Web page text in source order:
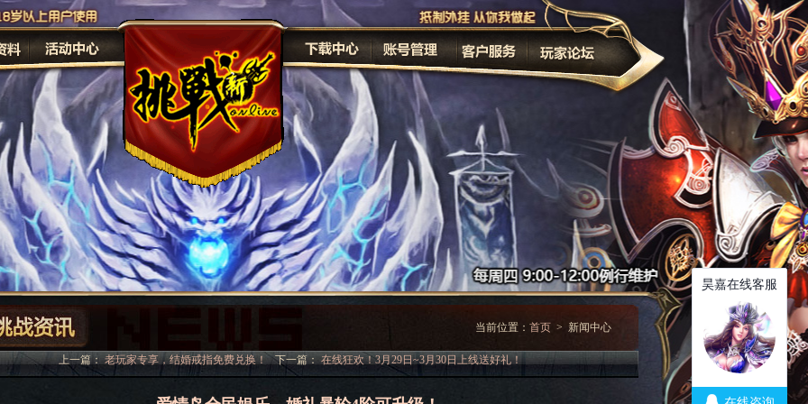
原画
修改密码
家长监护
当前位置： 首页 > 新闻中心
上一篇： 老玩家专享，结婚戒指免费兑换！下一篇：在线狂欢！3月29日~3月30日上线送好礼！